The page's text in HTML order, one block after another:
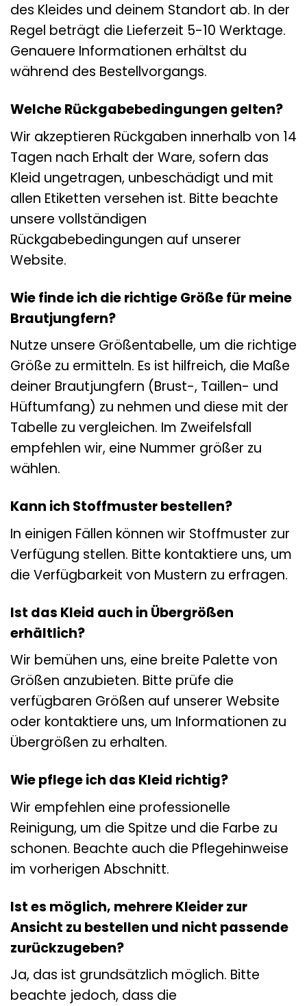
des Kleides und deinem Standort ab. In der
Regel beträgt die Lieferzeit 5-10 Werktage.
Genauere Informationen erhältst du
während des Bestellvorgangs.
Welche Rückgabebedingungen gelten?
Wir akzeptieren Rückgaben innerhalb von 14
Tagen nach Erhalt der Ware, sofern das
Kleid ungetragen, unbeschädigt und mit
allen Etiketten versehen ist. Bitte beachte
unsere vollständigen
Rückgabebedingungen auf unserer
Website.
Wie finde ich die richtige Größe für meine
Brautjungfern?
Nutze unsere Größentabelle, um die richtige
Größe zu ermitteln. Es ist hilfreich, die Maße
deiner Brautjungfern (Brust-, Taillen- und
Hüftumfang) zu nehmen und diese mit der
Tabelle zu vergleichen. Im Zweifelsfall
empfehlen wir, eine Nummer größer zu
wählen.
Kann ich Stoffmuster bestellen?
In einigen Fällen können wir Stoffmuster zur
Verfügung stellen. Bitte kontaktiere uns, um
die Verfügbarkeit von Mustern zu erfragen.
Ist das Kleid auch in Übergrößen
erhältlich?
Wir bemühen uns, eine breite Palette von
Größen anzubieten. Bitte prüfe die
verfügbaren Größen auf unserer Website
oder kontaktiere uns, um Informationen zu
Übergrößen zu erhalten.
Wie pflege ich das Kleid richtig?
Wir empfehlen eine professionelle
Reinigung, um die Spitze und die Farbe zu
schonen. Beachte auch die Pflegehinweise
im vorherigen Abschnitt.
Ist es möglich, mehrere Kleider zur
Ansicht zu bestellen und nicht passende
zurückzugeben?
Ja, das ist grundsätzlich möglich. Bitte
beachte jedoch, dass die